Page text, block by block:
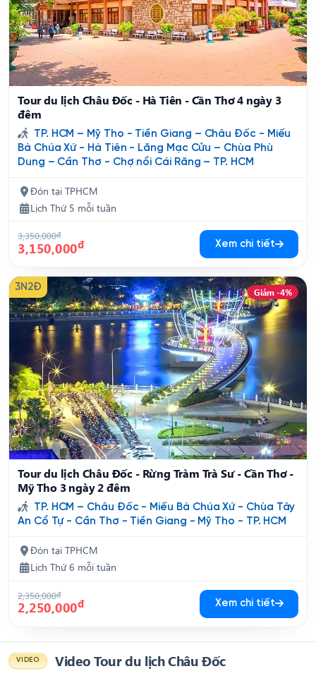
Tour du lịch Châu Đốc - Hà Tiên - Cần Thơ 4 ngày 3
đêm
TP. HCM – Mỹ Tho - Tiền Giang – Châu Đốc - Miếu
Bà Chúa Xứ - Hà Tiên - Lăng Mạc Cửu – Chùa Phù
Dung – Cần Thơ - Chợ nổi Cái Răng – TP. HCM
Đón tại TPHCM
Lịch Thứ 5 mỗi tuần
3,350,000đ
3,150,000đ Xem chi tiết
3N2Đ Giảm -4%
Tour du lịch Châu Đốc - Rừng Tràm Trà Sư - Cần Thơ -
Mỹ Tho 3 ngày 2 đêm
TP. HCM – Châu Đốc - Miếu Bà Chúa Xứ - Chùa Tây
An Cổ Tự - Cần Thơ - Tiền Giang - Mỹ Tho - TP. HCM
Đón tại TPHCM
Lịch Thứ 6 mỗi tuần
2,350,000đ
2,250,000đ Xem chi tiết
VIDEO Video Tour du lịch Châu Đốc